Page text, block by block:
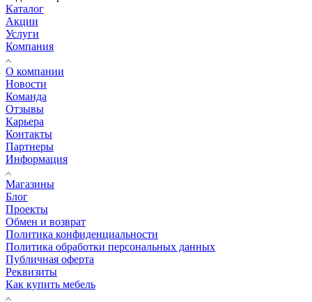
Каталог
Акции
Услуги
Компания
О компании
Новости
Команда
Отзывы
Карьера
Контакты
Партнеры
Информация
Магазины
Блог
Проекты
Обмен и возврат
Политика конфиденциальности
Политика обработки персональных данных
Публичная оферта
Реквизиты
Как купить мебель